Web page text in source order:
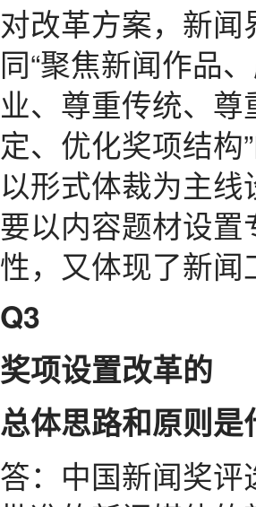
对改革方案，新
同“聚焦新闻作品
业、尊重传统、尊
定、优化奖项结
以形式体裁为主
要以内容题材设
性，又体现了新
Q3
奖项设置改革的
总体思路和原则是
答：中国新闻奖评